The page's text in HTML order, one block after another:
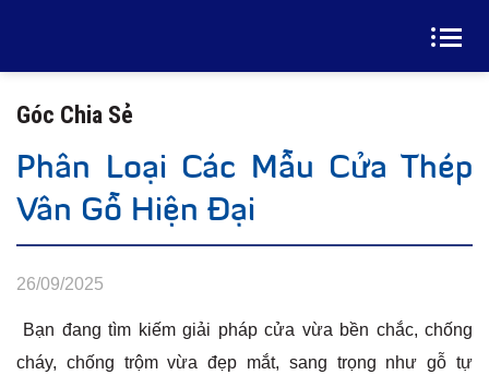
Góc Chia Sẻ
Phân Loại Các Mẫu Cửa Thép
Vân Gỗ Hiện Đại
26/09/2025
Bạn đang tìm kiếm giải pháp cửa vừa bền chắc, chống
cháy, chống trộm vừa đẹp mắt, sang trọng như gỗ tự